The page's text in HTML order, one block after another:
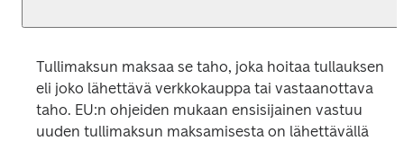
Tullimaksun maksaa se taho, joka hoitaa tullauksen
eli joko lähettävä verkkokauppa tai vastaanottava
taho. EU:n ohjeiden mukaan ensisijainen vastuu
uuden tullimaksun maksamisesta on lähettävällä